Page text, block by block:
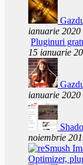
ianuarie 2020
Pluginuri
15 ianuarie
ianuarie 2020
noiembrie
Optimizer,